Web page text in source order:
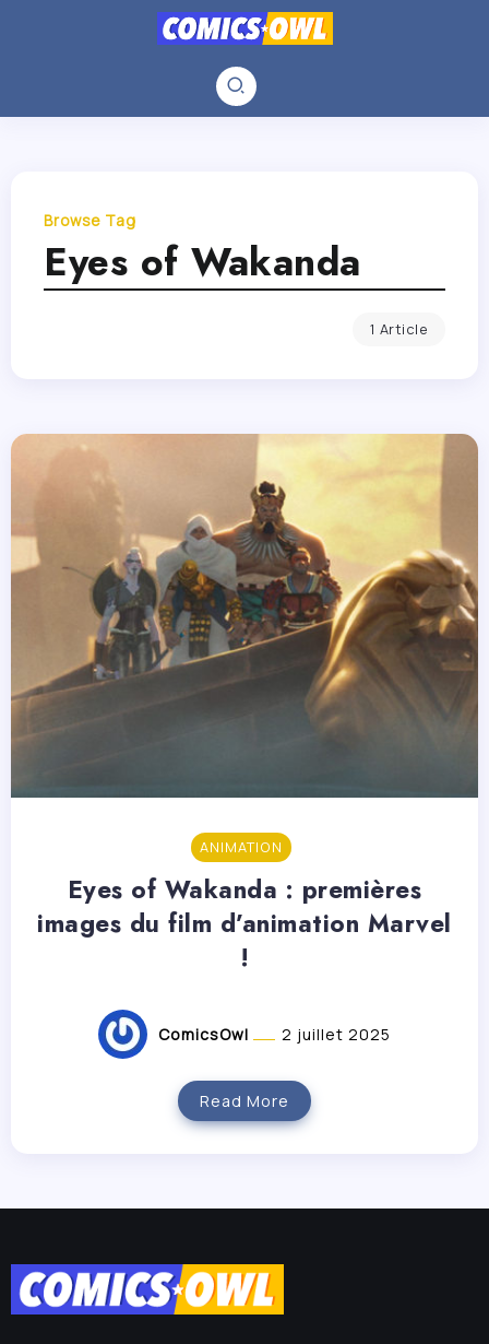
Browse Tag
Eyes of Wakanda
1 Article
ANIMATION
Eyes of Wakanda : premières
images du film d’animation Marvel
!
ComicsOwl 2 juillet 2025
Read More